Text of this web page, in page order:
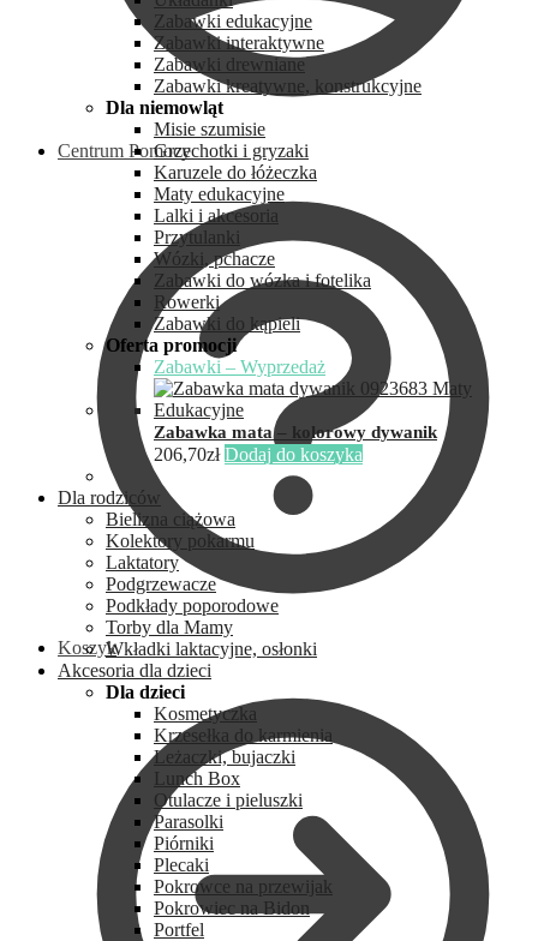
Centrum Pomocy
Koszyk
Zabawki edukacyjne
Zabawki interaktywne
Zabawki drewniane
Zabawki kreatywne, konstrukcyjne
Dla niemowląt
Misie szumisie
Grzechotki i gryzaki
Karuzele do łóżeczka
Maty edukacyjne
Lalki i akcesoria
Przytulanki
Wózki, pchacze
Zabawki do wózka i fotelika
Rowerki
Zabawki do kąpieli
Oferta promocji
Zabawki – Wyprzedaż
Zabawka mata – kolorowy dywanik
206,70zł Dodaj do koszyka
Dla rodziców
Bielizna ciążowa
Kolektory pokarmu
Laktatory
Podgrzewacze
Podkłady poporodowe
Torby dla Mamy
Wkładki laktacyjne, osłonki
Akcesoria dla dzieci
Dla dzieci
Kosmetyczka
Krzesełka do karmienia
Leżaczki, bujaczki
Lunch Box
Otulacze i pieluszki
Parasolki
Piórniki
Plecaki
Pokrowce na przewijak
Pokrowiec na Bidon
Portfel